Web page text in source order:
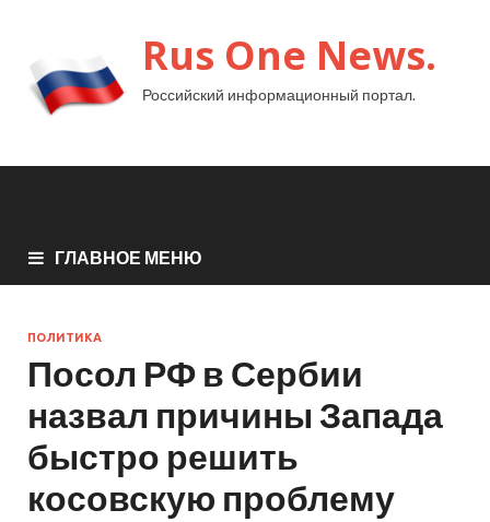
Rus One News.
Российский информационный портал.
ГЛАВНОЕ МЕНЮ
ПОЛИТИКА
Посол РФ в Сербии
назвал причины Запада
быстро решить
косовскую проблему